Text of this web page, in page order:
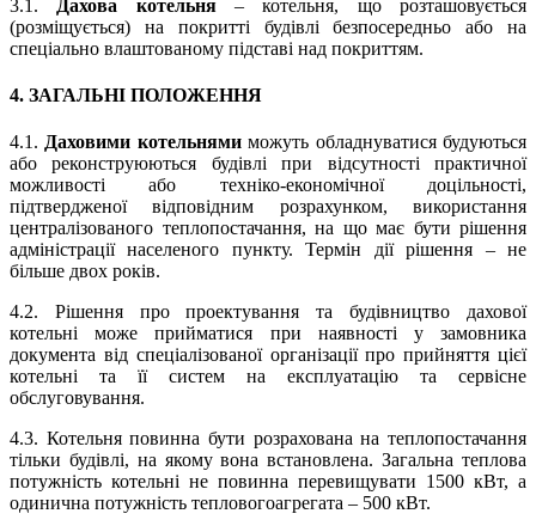
3.1. Дахова котельня– котельня, що розташовується
(розміщується) на покритті будівлі безпосередньо або на
спеціально влаштованому підставі над покриттям.
4. ЗАГАЛЬНІ ПОЛОЖЕННЯ
4.1. Даховими котельнямиможуть обладнуватися будуються
або реконструюються будівлі при відсутності практичної
можливості або техніко-економічної доцільності,
підтвердженої відповідним розрахунком, використання
централізованого теплопостачання, на що має бути рішення
адміністрації населеного пункту. Термін дії рішення – не
більше двох років.
4.2. Рішення про проектування та будівництво дахової
котельні може прийматися при наявності у замовника
документа від спеціалізованої організації про прийняття цієї
котельні та її систем на експлуатацію та сервісне
обслуговування.
4.3. Котельня повинна бути розрахована на теплопостачання
тільки будівлі, на якому вона встановлена. Загальна теплова
потужність котельні не повинна перевищувати 1500 кВт, а
одинична потужність тепловогоагрегата – 500 кВт.